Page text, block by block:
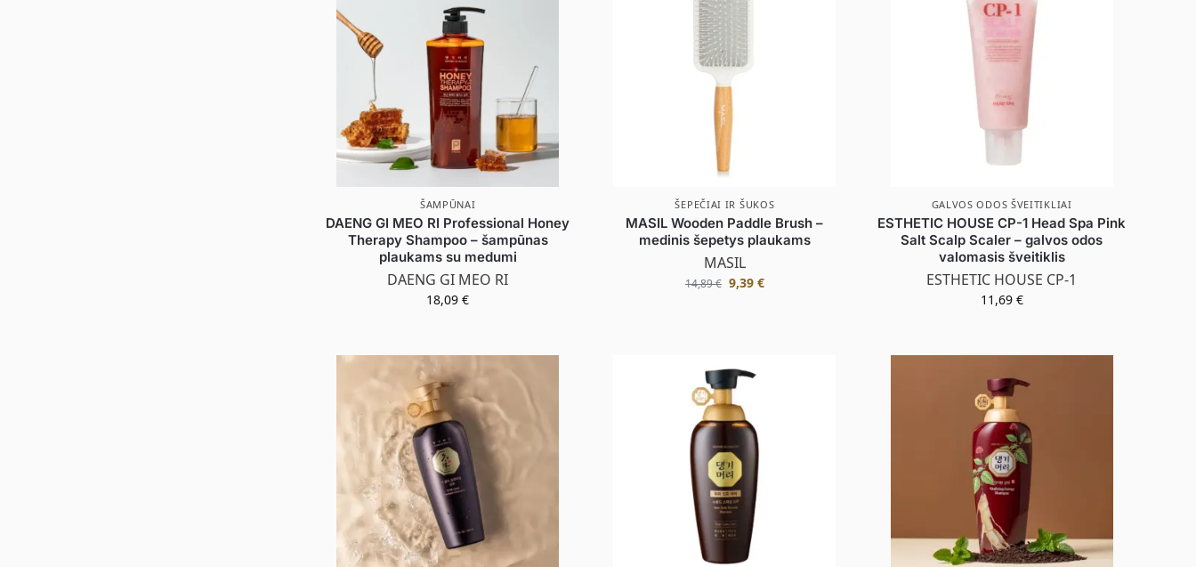
ŠAMPŪNAI
DAENG GI MEO RI Professional Honey
Therapy Shampoo – šampūnas
plaukams su medumi
DAENG GI MEO RI
18,09€
ŠEPEČIAI IR ŠUKOS
MASIL Wooden Paddle Brush –
medinis šepetys plaukams
MASIL
14,89€ 9,39 €
GALVOS ODOS ŠVEITIKLIAI
ESTHETIC HOUSE CP-1 Head Spa Pink
Salt Scalp Scaler – galvos odos
valomasis šveitiklis
ESTHETIC HOUSE CP-1
11,69 €